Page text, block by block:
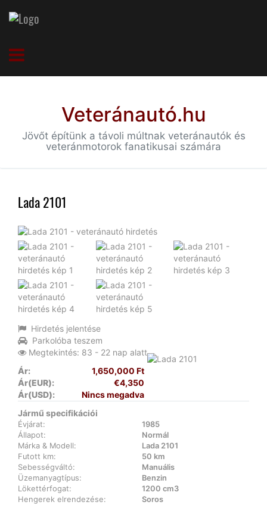
Veteránautó.hu
Jövőt építünk a távoli múltnak veteránautók és
veteránmotorok fanatikusai számára
Lada 2101
Hirdetés jelentése
Parkolóba teszem
Megtekintés: 83 - 22 nap alatt
Ár:
1,650,000 Ft
Ár(EUR):
€4,350
Ár(USD):
Nincs megadva
Jármű specifikációi
Évjárat:
1985
Állapot:
Normál
Márka & Modell:
Lada 2101
Futott km:
50 km
Sebességváltó:
Manuális
Üzemanyagtípus:
Benzin
Lökettérfogat:
1200 cm3
Hengerek elrendezése:
Soros